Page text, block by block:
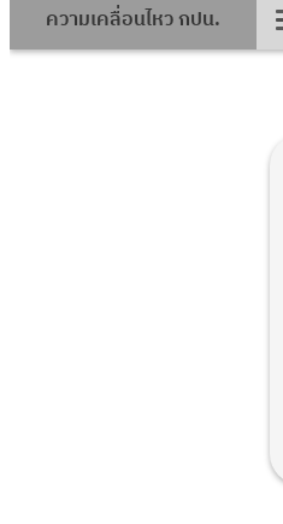
ความเคลื่อนไหว กปน.